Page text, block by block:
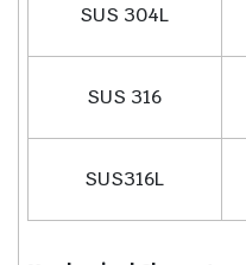
SUS 304L
SUS 316
SUS316L